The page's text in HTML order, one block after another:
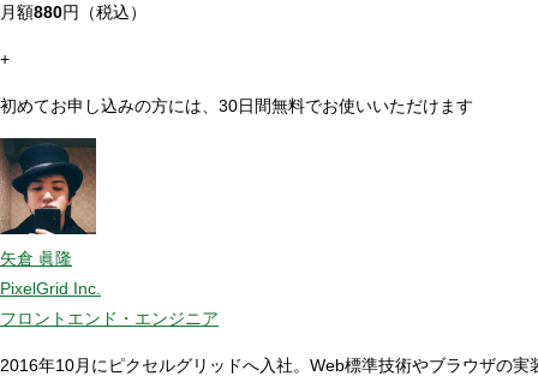
月額880円（税込）
+
初めてお申し込みの方には、30日間無料でお使いいただけます
矢倉 眞隆
PixelGrid Inc.
フロントエンド・エンジニア
2016年10月にピクセルグリッドへ入社。Web標準技術やブラウザの